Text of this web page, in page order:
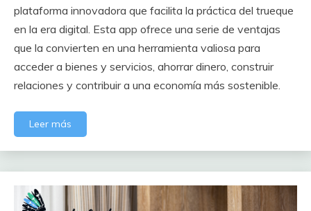
plataforma innovadora que facilita la práctica del trueque
en la era digital. Esta app ofrece una serie de ventajas
que la convierten en una herramienta valiosa para
acceder a bienes y servicios, ahorrar dinero, construir
relaciones y contribuir a una economía más sostenible.
Leer más